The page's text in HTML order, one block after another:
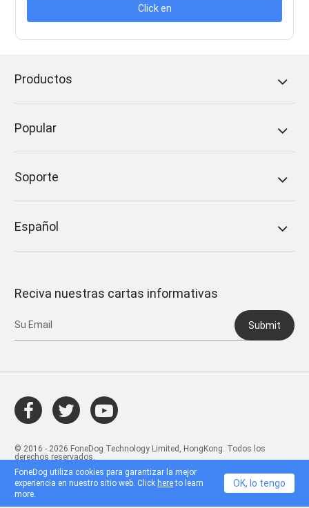
Click en
Productos
Popular
Soporte
Español
Reciva nuestras cartas informativas
Submit
© 2016 - 2026 FoneDog Technology Limited, HongKong. Todos los
derechos reservados.
FoneDog utiliza cookies para garantizar la mejor
experiencia en nuestro sitio web. Click hereto learn
more.
OK, lo tengo